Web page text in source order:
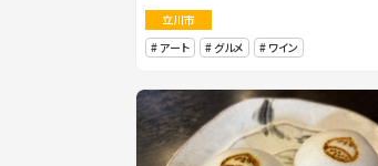
立川市
アート
グルメ ワイン